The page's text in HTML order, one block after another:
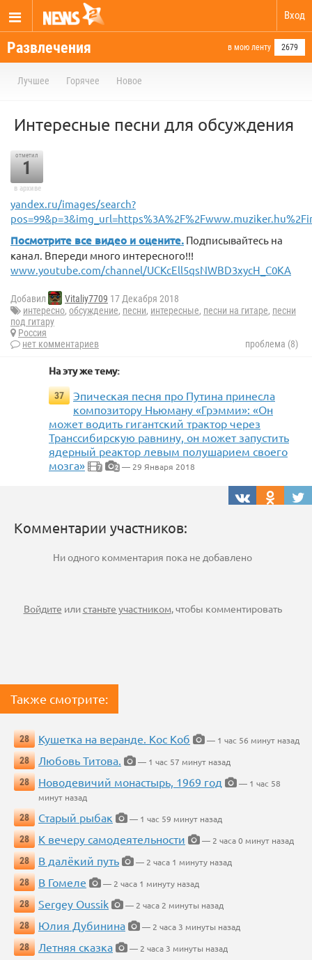
Вход
Развлечения в мою ленту 2679
Лучшее Горячее Новое
Интересные песни для обсуждения
отметил
1
в архиве
yandex.ru/images/search?
Посмотрите все видео и оцените. Подписывайтесь на
канал. Впереди много интересного!!!
www.youtube.com/channel/UCKcEll5qsNWBD3xycH_C0KA
Добавил Vitaliy7709 17 Декабря 2018
интересно, обсуждение, песни, интересные, песни на гитаре, песни
под гитару
Россия
нет комментариев
проблема (8)
На эту же тему:
37
Эпическая песня про Путина принесла
композитору Ньюману «Грэмми»: «Он
может водить гигантский трактор через
Транссибирскую равнину, он может запустить
ядерный реактор левым полушарием своего
мозга»
7 2 — 29 Января 2018
Комментарии участников:
Ни одного комментария пока не добавлено
Войдите илистаньте участником, чтобы комментировать
Также смотрите:
28 Кушетка на веранде. Кос Коб
— 1 час 56 минут назад
28
Любовь Титова.
— 1 час 57 минут назад
28
Новодевичий монастырь, 1969 год
— 1 час 58
минут назад
28
Старый рыбак
— 1 час 59 минут назад
28
К вечеру самодеятельности
— 2 часа 0 минут назад
28
В далёкий путь
— 2 часа 1 минуту назад
28
В Гомеле
— 2 часа 1 минуту назад
28
Sergey Oussik
— 2 часа 2 минуты назад
28
Юлия Дубинина
— 2 часа 3 минуты назад
28
Летняя сказка — 2 часа 3 минуты назад